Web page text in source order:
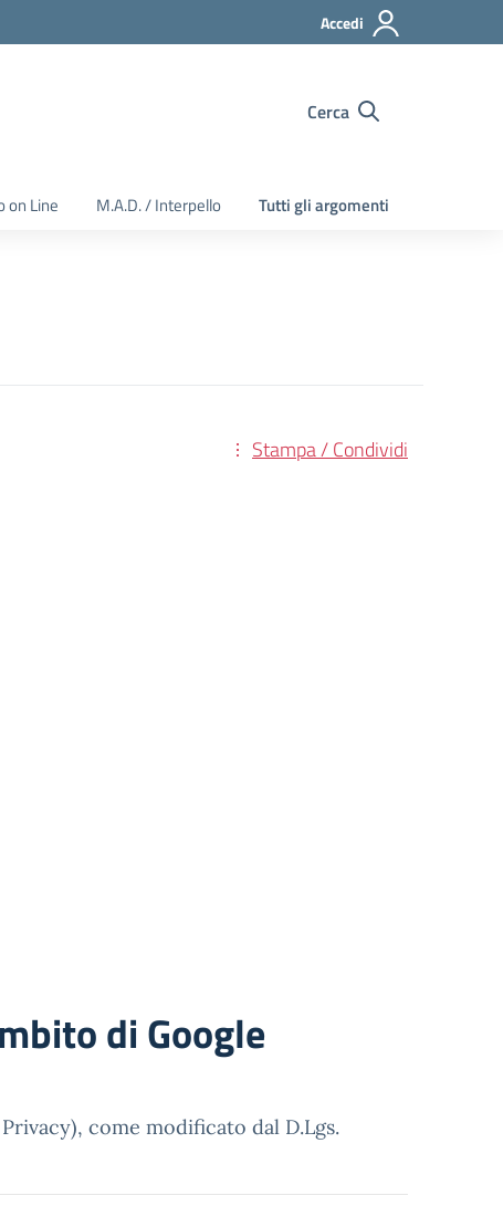
Accedi
Cerca
on Line M.A.D. / Interpello Tutti gli argomenti
Stampa / Condividi
di Google
come modificato dal D.Lgs.